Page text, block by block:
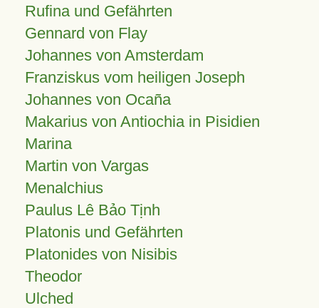
Rufina und Gefährten
Gennard von Flay
Johannes von Amsterdam
Franziskus vom heiligen Joseph
Johannes von Ocaña
Makarius von Antiochia in Pisidien
Marina
Martin von Vargas
Menalchius
Paulus Lê Bảo Tịnh
Platonis und Gefährten
Platonides von Nisibis
Theodor
Ulched